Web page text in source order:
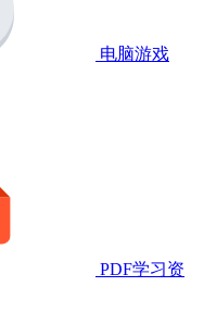
电脑游戏
PDF学习资